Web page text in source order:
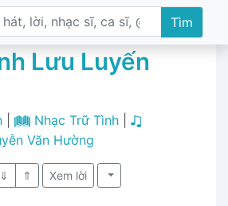
Tìm
Lưu Luyến
Nhạc Trữ Tình|
Văn Hường
⇓ ⇑ Xem lời